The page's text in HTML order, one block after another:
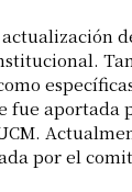
fue aportada
por el